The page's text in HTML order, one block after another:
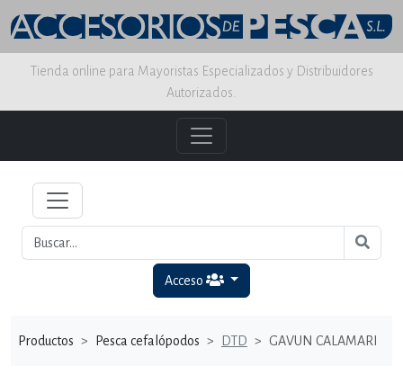
Tienda online para Mayoristas Especializados y Distribuidores
Autorizados.
Acceso
Productos Pesca cefalópodos DTD GAVUN CALAMARI